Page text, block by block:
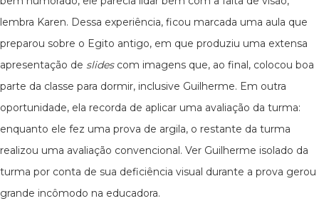
lembra Karen. Dessa experiência, ficou marcada uma aula que
preparou sobre o Egito antigo, em que produziu uma extensa
apresentação de slides com imagens que, ao final, colocou boa
parte da classe para dormir, inclusive Guilherme. Em outra
oportunidade, ela recorda de aplicar uma avaliação da turma:
enquanto ele fez uma prova de argila, o restante da turma
realizou uma avaliação convencional. Ver Guilherme isolado da
turma por conta de sua deficiência visual durante a prova gerou
grande incômodo na educadora.